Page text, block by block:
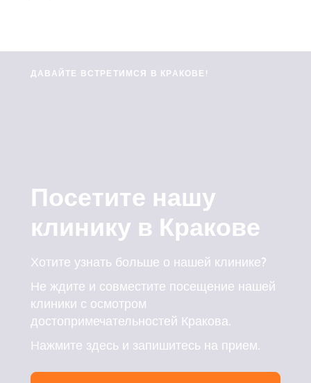
ДАВАЙТЕ ВСТРЕТИМСЯ В КРАКОВЕ!
Посетите нашу
клинику в Кракове
Хотите узнать больше о нашей клинике?
Не ждите и совместите посещение нашей
клиники с осмотром
достопримечательностей Кракова.
Нажмите здесь и запишитесь на прием.